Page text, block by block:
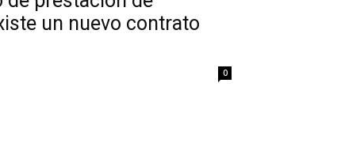
un nuevo contrato
0